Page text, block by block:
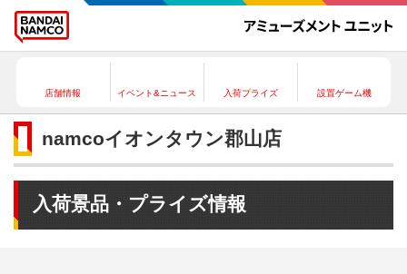
店舗情報 イベント&ニュース 入荷プライズ 設置ゲーム機
namcoイオンタウン郡山店
入荷景品・プライズ情報